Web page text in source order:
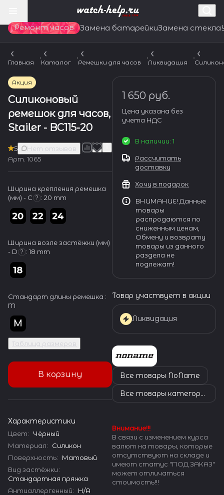
Ремонт часов Замена батарейкиЗамена стекла
Главная Каталог Ремешки для часов Ликвидация
Акция
Силиконовый
ремешок для часов,
Stailer - BC115-20
5
Нет отзывов
Арт. 1065
Ширина крепления ремешка
(мм) - С ? : 20 mm
Ширина возле застёжки (мм)
- D ? : 18 mm
Стандарт длины ремешка :
M
Таблица размеров
В корзину
Характеристики
Цвет: Чёрный
Материал: Силикон
Поверхность: Матовый
Вид застёжки:
Стандартная пряжка
Антиаллергенный: Н/А
1 650 руб.
Цена указана без
учета НДС
В наличии: 1
Рассчитать
доставку
Хочу в подарок
ВНИМАНИЕ! Данные
товары
распродаются по
сниженным ценам,
Обмену и возврату
товары из данного
раздела не
подлежат!
Товар участвует в акции
Ликвидация
Все товары NoName
Все товары категории
Внимание!!!
В связи с изменением курса
валют на товары, которые
отсутствуют на складе и
имеют статус "ПОД ЗАКАЗ"
может отличаться
стоимость!!!